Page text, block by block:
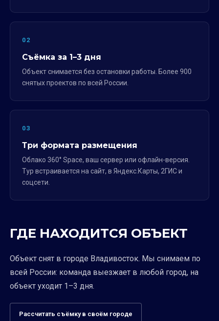
02
Съёмка за 1–3 дня
Объект снимается без остановки работы. Более 900
снятых проектов по всей России.
03
Три формата размещения
Облако 360° Space, ваш сервер или офлайн-версия.
Тур встраивается на сайт, в Яндекс.Карты, 2ГИС и
соцсети.
ГДЕ НАХОДИТСЯ ОБЪЕКТ
Объект снят в городе Владивосток. Мы снимаем по
всей России: команда выезжает в любой город, на
объект уходит 1–3 дня.
Рассчитать съёмку в своём городе